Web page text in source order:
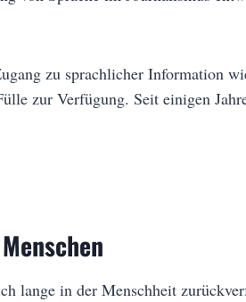
zu sprachlicher Information
zur Verfügung. Seit einigen
lange in der Menschheit